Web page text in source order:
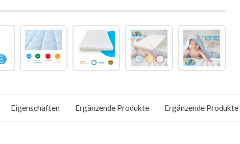
Eigenschaften Ergänzende Produkte Ergänzende Produkte